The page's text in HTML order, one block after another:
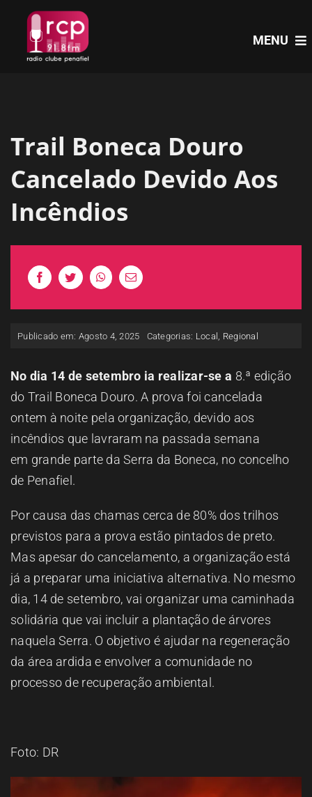
content
MENU
PROGRAMAS
NOTÍCIAS
A RCP
CONTACTOS
OUVIR
Trail Boneca Douro
Cancelado Devido Aos
Incêndios
Publicado em: Agosto 4, 2025 Categorias: Local Regional
No dia 14 de setembro ia realizar-se a 8.ª edição
do Trail Boneca Douro. A prova foi cancelada
ontem à noite pela organização, devido aos
incêndios que lavraram na passada semana
em grande parte da Serra da Boneca, no concelho
de Penafiel.
Por causa das chamas cerca de 80% dos trilhos
previstos para a prova estão pintados de preto.
Mas apesar do cancelamento, a organização está
já a preparar uma iniciativa alternativa. No mesmo
dia, 14 de setembro, vai organizar uma caminhada
solidária que vai incluir a plantação de árvores
naquela Serra. O objetivo é ajudar na regeneração
da área ardida e envolver a comunidade no
processo de recuperação ambiental.
Foto: DR